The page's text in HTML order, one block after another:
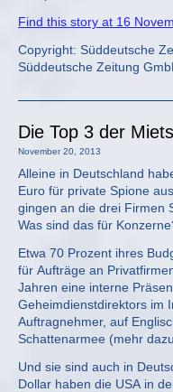
Find this story at 16
Copyright: Süddeutsche
Süddeutsche Zeitung
Die Top 3 der
November 20, 2013
Alleine in Deutschland
Euro für private Spione
gingen an die drei Firmen
Was sind das für
Etwa 70 Prozent ihres
für Aufträge an
Jahren eine interne
Geheimdienstdirektors im
Auftragnehmer, auf
Schattenarmee (mehr
Und sie sind auch in
Dollar haben die USA in